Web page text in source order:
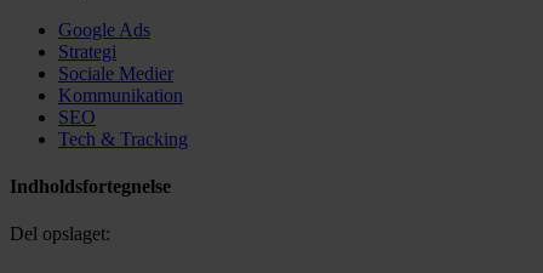
Google Ads
Strategi
Sociale Medier
Kommunikation
SEO
Tech & Tracking
Indholdsfortegnelse
Del opslaget: